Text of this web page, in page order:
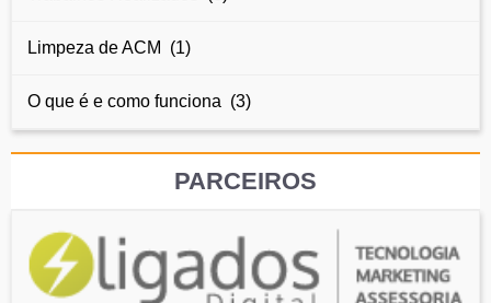
Limpeza de ACM (1)
O que é e como funciona (3)
PARCEIROS